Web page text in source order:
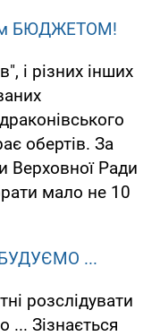
БЮДЖЕТОМ!
і різних інших
обертів. За
Верховної Ради
мало не 10
...
розслідувати
... Зізнається